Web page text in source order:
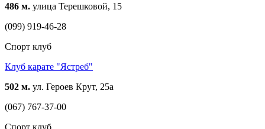
486 м. улица Терешковой, 15
(099) 919-46-28
Спорт клуб
Клуб карате "Ястреб"
502 м. ул. Героев Крут, 25а
(067) 767-37-00
Спорт клуб